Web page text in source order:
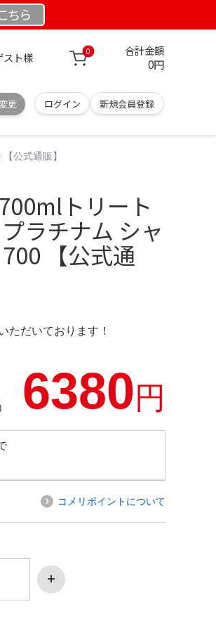
ちら
スト様 0 合計金額
0円
変更 ログイン 新規会員登録
公式通販】
トリート
ラチナム シャ
【公式通
ただいております！
6380円
コメリポイントについて